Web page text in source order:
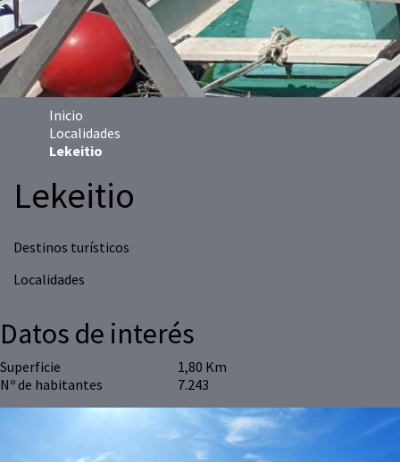
Inicio
Localidades
Lekeitio
Lekeitio
Destinos turísticos
Localidades
Datos de interés
Superficie
1,80 Km
Nº de habitantes
7.243